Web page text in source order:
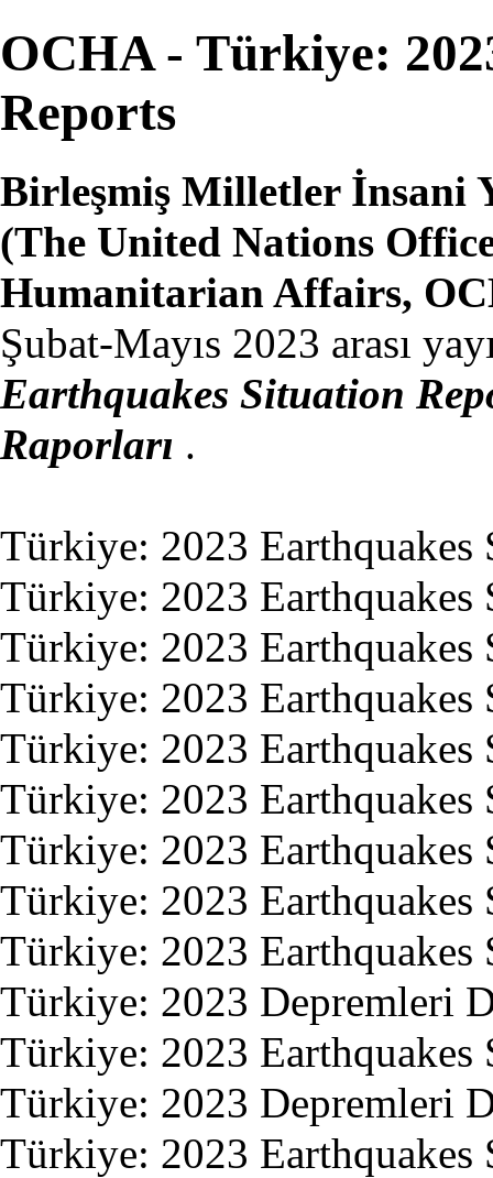
OCHA - Türkiye:
Reports
Birleşmiş Milletler İnsani
(The United Nations
Humanitarian Affairs,
Şubat-Mayıs 2023 arası
Earthquakes Situation
Raporları .
Türkiye: 2023
Türkiye: 2023
Türkiye: 2023
Türkiye: 2023
Türkiye: 2023
Türkiye: 2023
Türkiye: 2023
Türkiye: 2023
Türkiye: 2023
Türkiye: 2023 Depremleri
Türkiye: 2023
Türkiye: 2023 Depremleri
Türkiye: 2023